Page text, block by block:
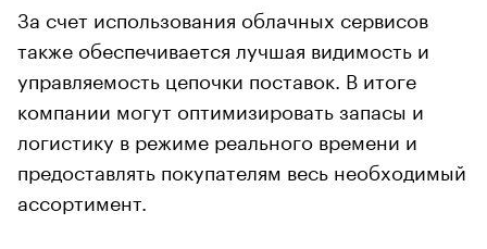
За счет использования облачных сервисов
также обеспечивается лучшая видимость и
управляемость цепочки поставок. В итоге
компании могут оптимизировать запасы и
логистику в режиме реального времени и
предоставлять покупателям весь необходимый
ассортимент.